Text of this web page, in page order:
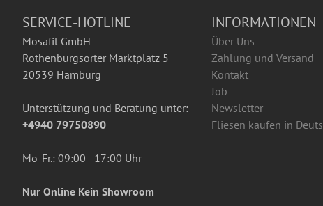
SERVICE-HOTLINE
Mosafil GmbH
Rothenburgsorter Marktplatz 5
20539 Hamburg
Unterstützung und Beratung unter:
+4940 79750890
Mo-Fr.: 09:00 - 17:00 Uhr
Nur Online Kein Showroom
INFORMATIONEN
Über Uns
Zahlung und Versand
Kontakt
Job
Newsletter
Fliesen kaufen in